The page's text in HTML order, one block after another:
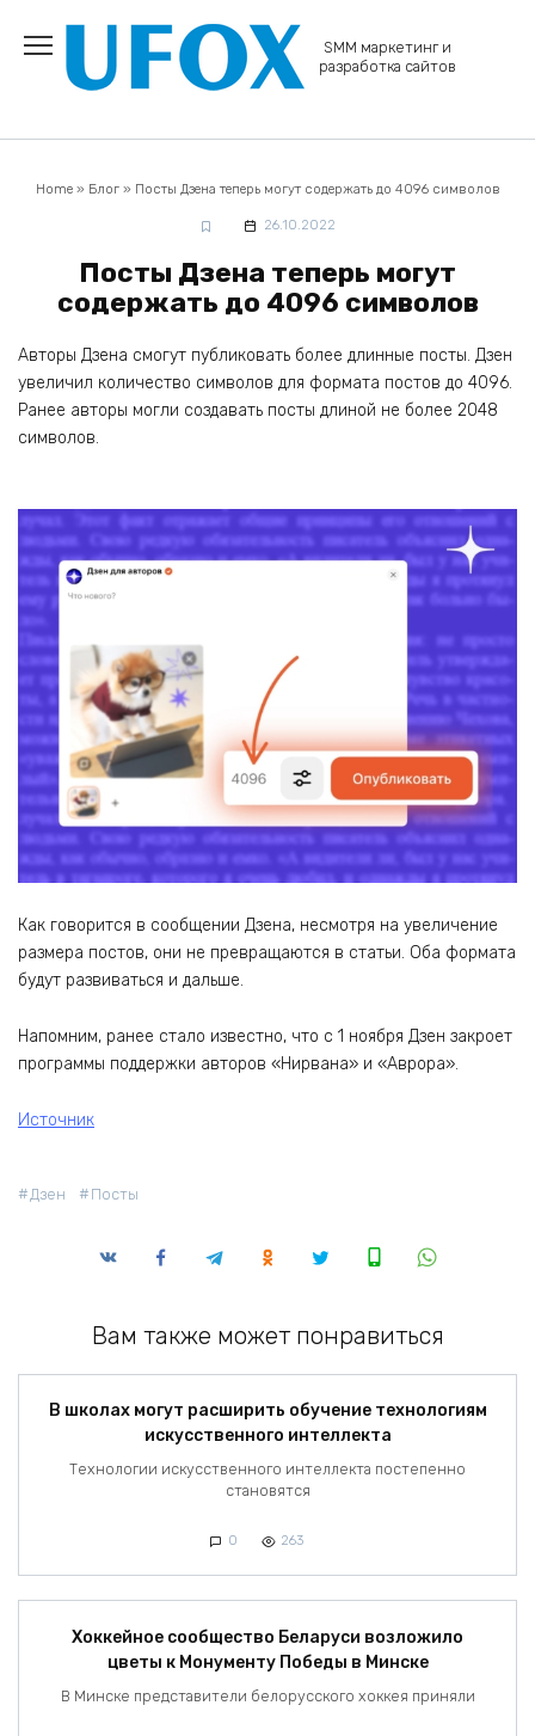
содержанию
SMM маркетинг и
разработка сайтов
Home» Блог» Посты Дзена теперь могут содержать до 4096 символов
26.10.2022
Посты Дзена теперь могут
содержать до 4096 символов
Авторы Дзена смогут публиковать более длинные посты. Дзен
увеличил количество символов для формата постов до 4096.
Ранее авторы могли создавать посты длиной не более 2048
символов.
Как говорится в сообщении Дзена, несмотря на увеличение
размера постов, они не превращаются в статьи. Оба формата
будут развиваться и дальше.
Напомним, ранее стало известно, что с 1 ноября Дзен закроет
программы поддержки авторов «Нирвана» и «Аврора».
Источник
Дзен Посты
Вам также может понравиться
В школах могут расширить обучение технологиям
искусственного интеллекта
Технологии искусственного интеллекта постепенно
становятся
0 263
Хоккейное сообщество Беларуси возложило
цветы к Монументу Победы в Минске
В Минске представители белорусского хоккея приняли